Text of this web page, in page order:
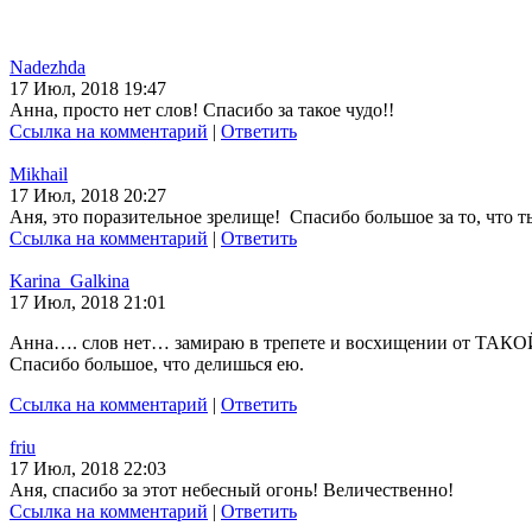
Nadezhda
17 Июл, 2018 19:47
Анна, просто нет слов! Спасибо за такое чудо!!
Ссылка на комментарий | Ответить
Mikhail
17 Июл, 2018 20:27
Аня, это поразительное зрелище! Спасибо большое за то, что
Ссылка на комментарий | Ответить
Karina_Galkina
17 Июл, 2018 21:01
Анна…. слов нет… замираю в трепете и восхищении от
Спасибо большое, что делишься ею.
Ссылка на комментарий | Ответить
friu
17 Июл, 2018 22:03
Аня, спасибо за этот небесный огонь! Величественно!
Ссылка на комментарий | Ответить